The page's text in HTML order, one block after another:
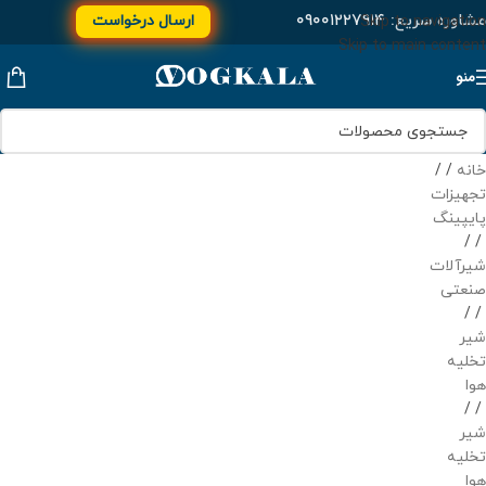
Skip to navigation
Skip to main content
مشاوره سریع:۰۹۰۰۱۲۲۷۹۱۴ ارسال درخواست
منو
خانه /
تجهیزات
پایپینگ
/
شیرآلات
صنعتی
/
شیر
تخلیه
هوا
/
شیر
تخلیه
هوا